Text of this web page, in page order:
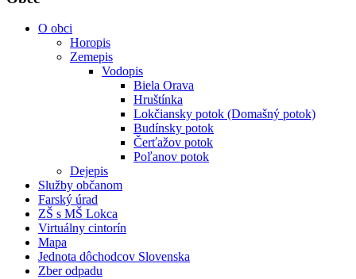
O obci
Horopis
Zemepis
Vodopis
Biela Orava
Hruštínka
Lokčiansky potok (Domašný potok)
Budínsky potok
Čerťažov potok
Poľanov potok
Dejepis
Služby občanom
Farský úrad
ZŠ s MŠ Lokca
Virtuálny cintorín
Mapa
Jednota dôchodcov Slovenska
Zber odpadu